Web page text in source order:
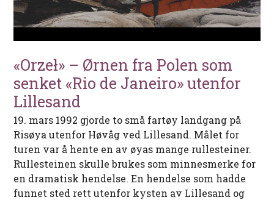
«Orzeł» – Ørnen fra Polen som
senket «Rio de Janeiro» utenfor
Lillesand
19. mars 1992 gjorde to små fartøy landgang på
Risøya utenfor Høvåg ved Lillesand. Målet for
turen var å hente en av øyas mange rullesteiner.
Rullesteinen skulle brukes som minnesmerke for
en dramatisk hendelse. En hendelse som hadde
funnet sted rett utenfor kysten av Lillesand og